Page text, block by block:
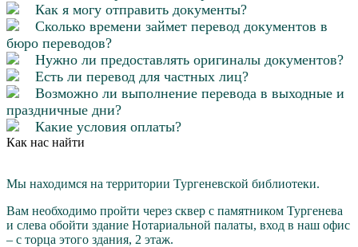
Как я могу отправить документы?
Сколько времени займет перевод документов в
бюро переводов?
Нужно ли предоставлять оригиналы документов?
Есть ли перевод для частных лиц?
Возможно ли выполнение перевода в выходные и
праздничные дни?
Какие условия оплаты?
Как нас найти
Мы находимся на территории Тургеневской библиотеки.
Вам необходимо пройти через cквер с памятником Тургенева
и слева обойти здание Нотариальной палаты, вход в наш офис
– с торца этого здания, 2 этаж.